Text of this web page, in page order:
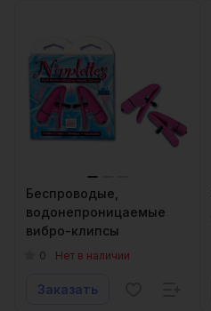
Беспроводые,
водонепроницаемые
вибро-клипсы
0 Нет в наличии
Заказать